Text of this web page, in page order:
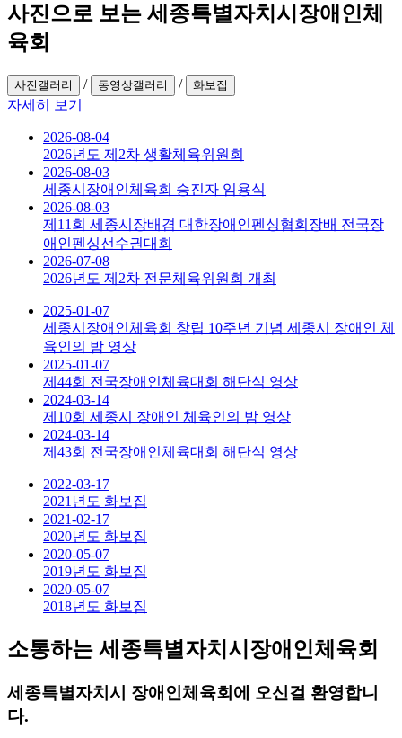
사진으로 보는 세종특별자치시장애인체
육회
사진갤러리 / 동영상갤러리 / 화보집
자세히 보기
2026-08-04
2026년도 제2차 생활체육위원회
2026-08-03
세종시장애인체육회 승진자 임용식
2026-08-03
제11회 세종시장배겸 대한장애인펜싱협회장배 전국장
애인펜싱선수권대회
2026-07-08
2026년도 제2차 전문체육위원회 개최
2025-01-07
세종시장애인체육회 창립 10주년 기념 세종시 장애인 체
육인의 밤 영상
2025-01-07
제44회 전국장애인체육대회 해단식 영상
2024-03-14
제10회 세종시 장애인 체육인의 밤 영상
2024-03-14
제43회 전국장애인체육대회 해단식 영상
2022-03-17
2021년도 화보집
2021-02-17
2020년도 화보집
2020-05-07
2019년도 화보집
2020-05-07
2018년도 화보집
소통하는 세종특별자치시장애인체육회
세종특별자치시 장애인체육회에 오신걸 환영합니
다.